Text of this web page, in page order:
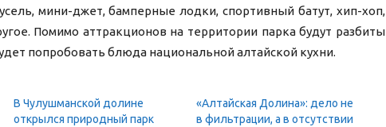
мини-джет, бамперные лодки, спортивный батут, хип-хоп,
Помимо аттракционов на территории парка будут разбиты
попробовать блюда национальной алтайской кухни.
В Чулушманской долине
открылся природный парк
«Алтайская Долина»: дело не
в фильтрации, а в отсутствии